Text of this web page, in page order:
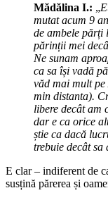
Mădălina I.: „
mutat acum 9
de ambele părți
părinții mei
Ne sunam
ca sa își vadă
văd mai mult
min distanta).
libere decât am
dar e ca orice
știe ca dacă
trebuie decât sa
E clar – indiferent de
susțină părerea și